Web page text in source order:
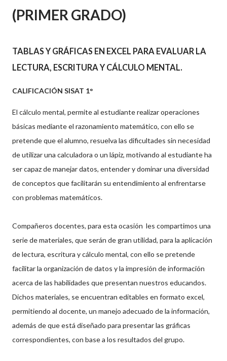
(PRIMER GRADO)
TABLAS Y GRÁFICAS EN EXCEL PARA EVALUAR LA
LECTURA, ESCRITURA Y CÁLCULO MENTAL.
CALIFICACIÓN SISAT 1°
El cálculo mental, permite al estudiante realizar operaciones
básicas mediante el razonamiento matemático, con ello se
pretende que el alumno, resuelva las dificultades sin necesidad
de utilizar una calculadora o un lápiz, motivando al estudiante ha
ser capaz de manejar datos, entender y dominar una diversidad
de conceptos que facilitarán su entendimiento al enfrentarse
con problemas matemáticos.
Compañeros docentes, para esta ocasión les compartimos una
serie de materiales, que serán de gran utilidad, para la aplicación
de lectura, escritura y cálculo mental, con ello se pretende
facilitar la organización de datos y la impresión de información
acerca de las habilidades que presentan nuestros educandos.
Dichos materiales, se encuentran editables en formato excel,
permitiendo al docente, un manejo adecuado de la información,
además de que está diseñado para presentar las gráficas
correspondientes, con base a los resultados del grupo.